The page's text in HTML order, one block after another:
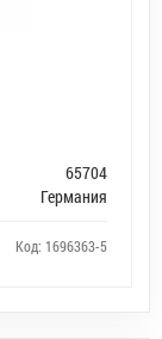
65704
Германия
Код: 1696363-5